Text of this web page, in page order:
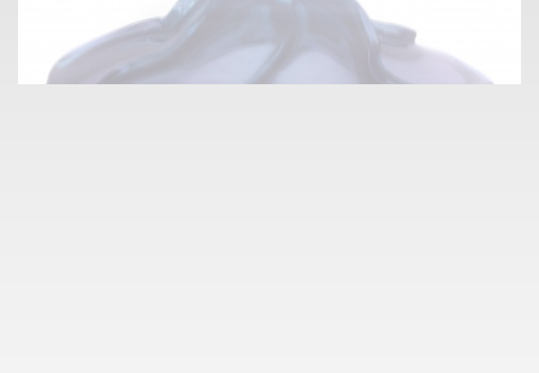
ONDŘEJ SÝKORA
+420 603 770 945
info@pragueauctions.com